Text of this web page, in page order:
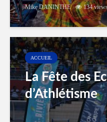
Mike DANINTHE 134
ACCUEIL
La Fête des
d’Athlétisme